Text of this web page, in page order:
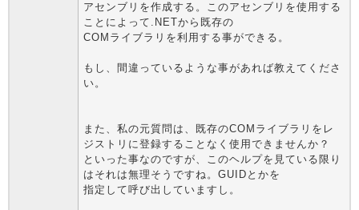
アセンブリを作成する。このアセンブリを使用する
ことによって.NETから既存の
COMライブラリを利用する事ができる。
もし、間違っているような事があれば教えてくださ
い。
また、私の元質問は、既存のCOMライブラリをレ
ジストリに登録することなく使用できませんか？
といった事なのですが、このヘルプを見ている限り
はそれは無理そうですね。GUIDとかを
指定して呼び出していますし。